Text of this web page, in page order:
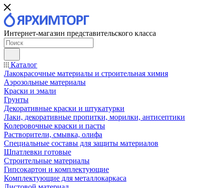
Интернет-магазин представительского класса
Каталог
Лакокрасочные материалы и строительная химия
Аэрозольные материалы
Краски и эмали
Грунты
Декоративные краски и штукатурки
Лаки, декоративные пропитки, морилки, антисептики
Колеровочные краски и пасты
Растворители, смывка, олифа
Специальные составы для защиты материалов
Шпатлевки готовые
Строительные материалы
Гипсокартон и комплектующие
Комплектующие для металлокаркаса